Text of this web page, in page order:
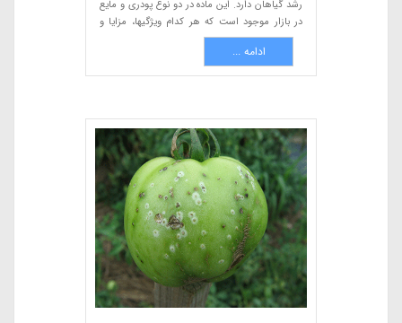
رشد گیاهان دارد. این ماده در دو نوع پودری و مایع
در بازار موجود است که هر کدام ویژگیها، مزایا و
کاربردهای خاص خود را دارند. در این مقاله، به
بررسی تفاوتهای این دو نوع هیومیک اسید پرداخته و
مزایا و معایب هر یک را شرح میدهیم.
ادامه ...